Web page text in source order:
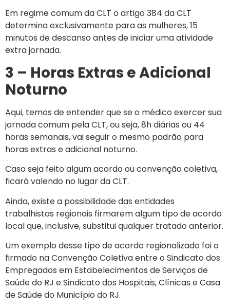
Em regime comum da CLT o artigo 384 da CLT
determina exclusivamente para as mulheres, 15
minutos de descanso antes de iniciar uma atividade
extra jornada.
3 – Horas Extras e Adicional
Noturno
Aqui, temos de entender que se o médico exercer sua
jornada comum pela CLT, ou seja, 8h diárias ou 44
horas semanais, vai seguir o mesmo padrão para
horas extras e adicional noturno.
Caso seja feito algum acordo ou convenção coletiva,
ficará valendo no lugar da CLT.
Ainda, existe a possibilidade das entidades
trabalhistas regionais firmarem algum tipo de acordo
local que, inclusive, substitui qualquer tratado anterior.
Um exemplo desse tipo de acordo regionalizado foi o
firmado na Convenção Coletiva entre o Sindicato dos
Empregados em Estabelecimentos de Serviços de
Saúde do RJ e Sindicato dos Hospitais, Clínicas e Casa
de Saúde do Município do RJ.